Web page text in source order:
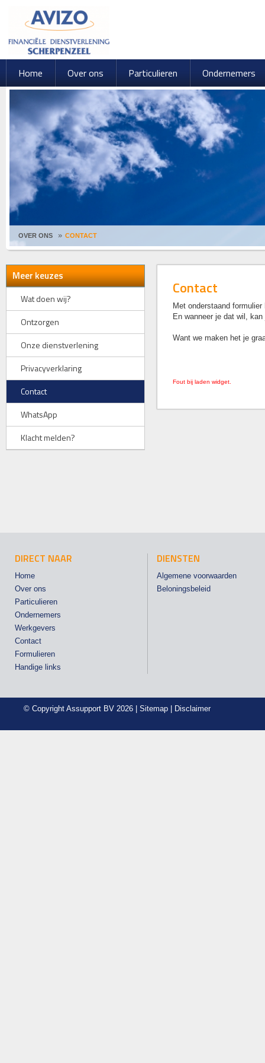
OVER ONS CONTACT
Home Over ons Particulieren Ondernemers
Meer keuzes
Wat doen wij?
Ontzorgen
Onze dienstverlening
Privacyverklaring
Contact
WhatsApp
Klacht melden?
Contact
Met onderstaand
En wanneer je dat wil,
Want we maken het je
Fout bij laden widget.
DIRECT NAAR
Home
Over ons
Particulieren
Ondernemers
Werkgevers
Contact
Formulieren
Handige links
DIENSTEN
Algemene voorwaarden
Beloningsbeleid
© Copyright Assupport BV 2026 | Sitemap Disclaimer